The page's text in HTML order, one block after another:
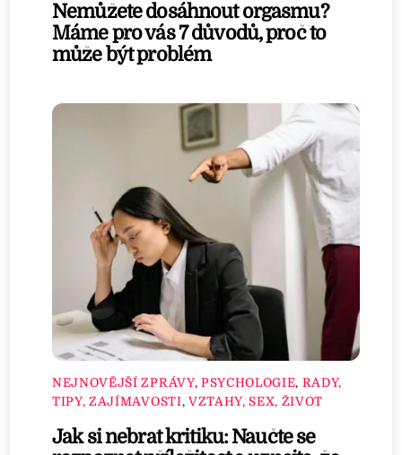
Nemůžete dosáhnout orgasmu?
Máme pro vás 7 důvodů, proč to
může být problém
NEJNOVĚJŠÍ ZPRÁVY, PSYCHOLOGIE, RADY,
TIPY, ZAJÍMAVOSTI, VZTAHY, SEX, ŽIVOT
Jak si nebrat kritiku: Naučte se